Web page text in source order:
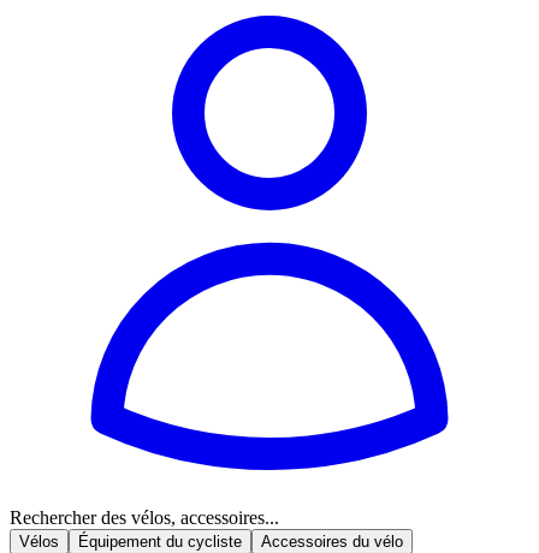
Rechercher des vélos, accessoires...
Vélos Équipement du cycliste Accessoires du vélo